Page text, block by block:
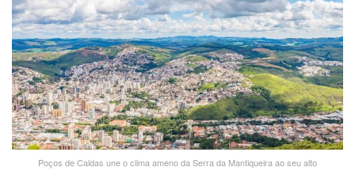
Poços de Caldas une o clima ameno da Serra da Mantiqueira ao seu alto